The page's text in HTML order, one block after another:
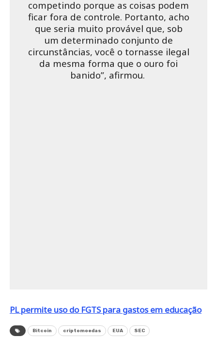
competindo porque as coisas podem
ficar fora de controle. Portanto, acho
que seria muito provável que, sob
um determinado conjunto de
circunstâncias, você o tornasse ilegal
da mesma forma que o ouro foi
banido”, afirmou.
PL permite uso do FGTS para gastos em educação
Bitcoin criptomoedas EUA SEC